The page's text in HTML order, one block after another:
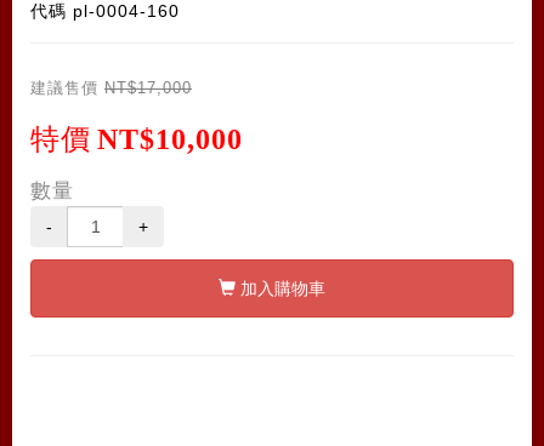
代碼 pl-0004-160
建議售價 NT$17,000
特價 NT$10,000
數量
- +
加入購物車